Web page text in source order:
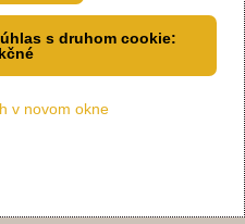
s druhom cookie:
v novom okne